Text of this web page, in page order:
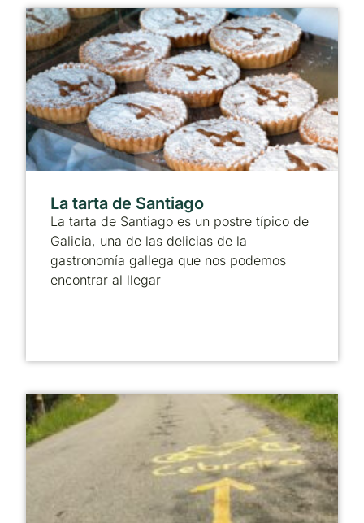
La tarta de Santiago
La tarta de Santiago es un postre típico de
Galicia, una de las delicias de la
gastronomía gallega que nos podemos
encontrar al llegar